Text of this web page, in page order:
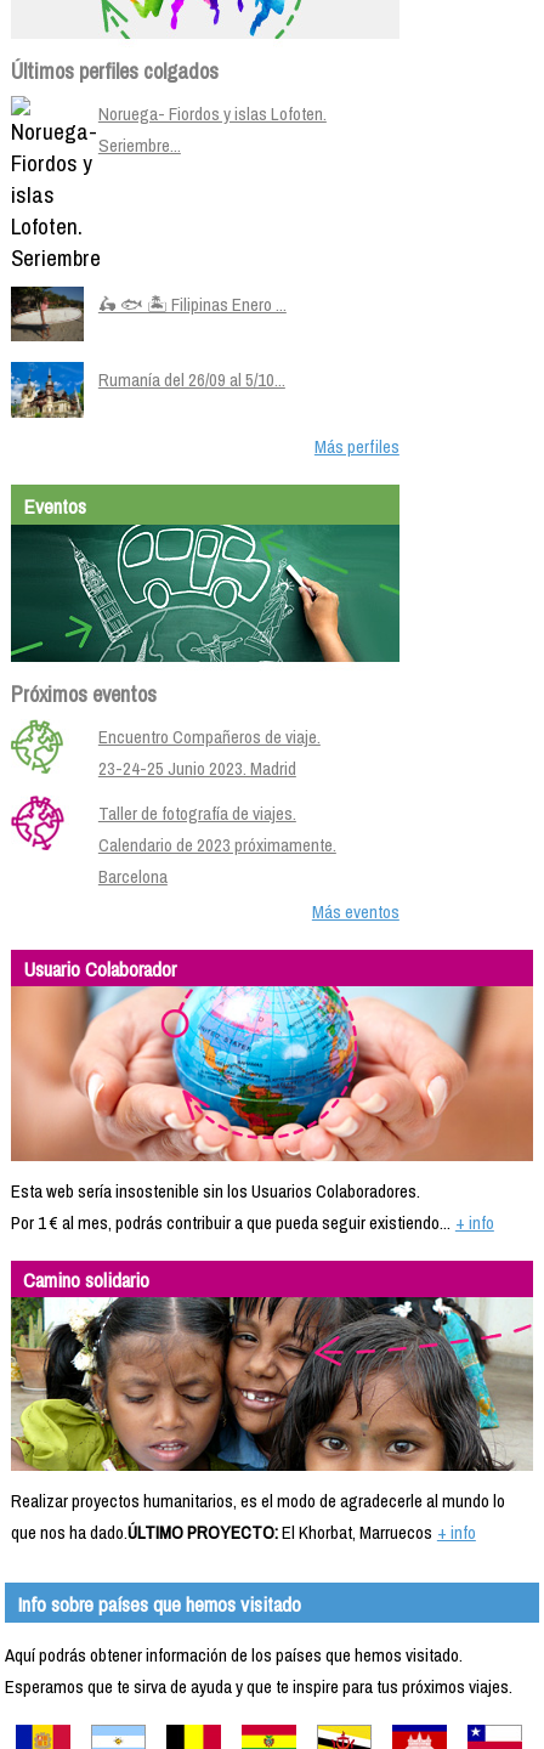
Últimos perfiles colgados
Noruega- Fiordos y islas Lofoten.
Seriembre...
🛵 🐟 🏝️ Filipinas Enero ...
Rumanía del 26/09 al 5/10...
Más perfiles
Eventos
Próximos eventos
Encuentro Compañeros de viaje.
23-24-25 Junio 2023. Madrid
Taller de fotografía de viajes.
Calendario de 2023 próximamente.
Barcelona
Más eventos
Usuario Colaborador
Esta web sería insostenible sin los Usuarios Colaboradores.
Por 1 € al mes, podrás contribuir a que pueda seguir existiendo... + info
Camino solidario
Realizar proyectos humanitarios, es el modo de agradecerle al mundo lo
que nos ha dado.ÚLTIMO PROYECTO:El Khorbat, Marruecos + info
Info sobre países que hemos visitado
Aquí podrás obtener información de los países que hemos visitado.
Esperamos que te sirva de ayuda y que te inspire para tus próximos viajes.